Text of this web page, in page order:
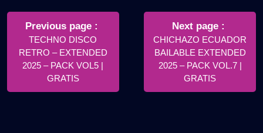
Navegación
entradas
Previous page
TECHNO DISCO
RETRO – EXTENDED
2025 – PACK VOL5 |
GRATIS
Next page
Posts
CHICHAZO ECUADOR
BAILABLE EXTENDED
2025 – PACK VOL.7 |
GRATIS